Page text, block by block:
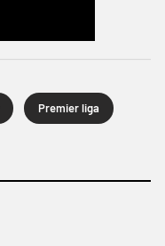
Premier liga